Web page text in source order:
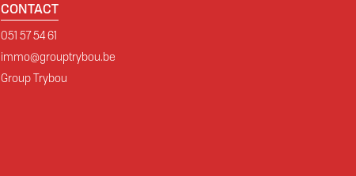
CONTACT
051 57 54 61
immo@grouptrybou.be
Group Trybou